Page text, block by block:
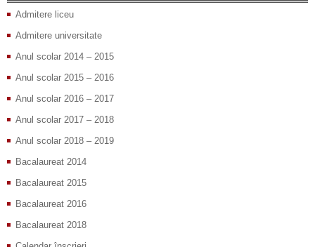
Admitere liceu
Admitere universitate
Anul scolar 2014 – 2015
Anul scolar 2015 – 2016
Anul scolar 2016 – 2017
Anul scolar 2017 – 2018
Anul scolar 2018 – 2019
Bacalaureat 2014
Bacalaureat 2015
Bacalaureat 2016
Bacalaureat 2018